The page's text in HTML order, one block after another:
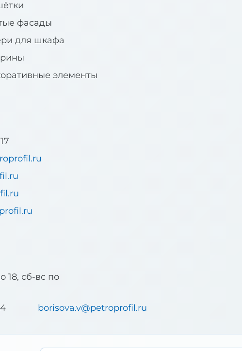
фасады
для шкафа
элементы
18, сб-вс по
borisova.v@petroprofil.ru